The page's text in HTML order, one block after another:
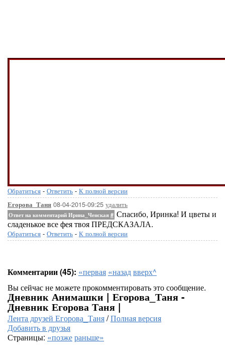
Обратиться - Ответить - К полной версии
Егорова_Таня 08-04-2015-09:25 удалить
Ответ на комментарий Ирина_Ченская # Спасибо, Иринка! И цветы и
сладенькое все фея твоя ПРЕДСКАЗАЛА.
Обратиться - Ответить - К полной версии
Комментарии (45): «первая «назадвверх^
Вы сейчас не можете прокомментировать это сообщение.
Дневник Анимашки | Егорова_Таня -
Дневник Егорова Таня |
Лента друзей Егорова_Таня/Полная версия
Добавить в друзья
Страницы: «позжераньше»